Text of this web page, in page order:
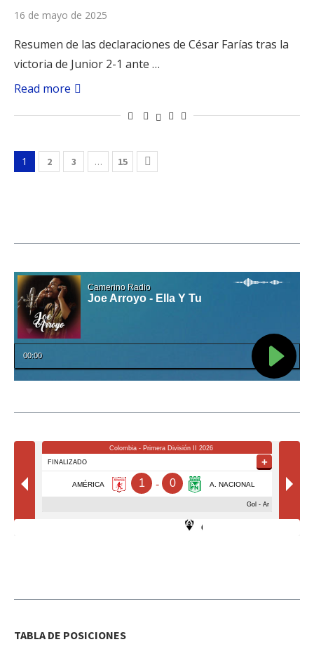
16 de mayo de 2025
Resumen de las declaraciones de César Farías tras la
victoria de Junior 2-1 ante …
Read more
1 2 3 … 15
TABLA DE POSICIONES